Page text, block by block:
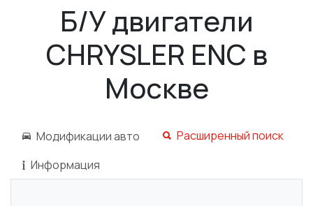
Б/У двигатели
CHRYSLER ENC в
Москве
Модификации авто
Расширенный поиск
Информация